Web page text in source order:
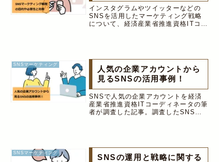
インスタグラムやツイッターなどの
SNSを活用したマーケティング戦略
について、経済産業省推進資格ITコー
SNSマーケティング
人気の企業アカウントから
見るSNSの活用事例！
SNSで人気の企業アカウントを経済
産業省推進資格ITコーディネータの筆
者が調査した記事。調査したSNS
SNSマーケティング
SNSの運用と戦略に関する